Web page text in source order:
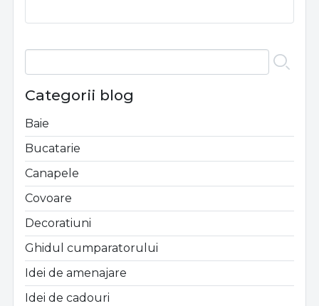
Categorii blog
Baie
Bucatarie
Canapele
Covoare
Decoratiuni
Ghidul cumparatorului
Idei de amenajare
Idei de cadouri